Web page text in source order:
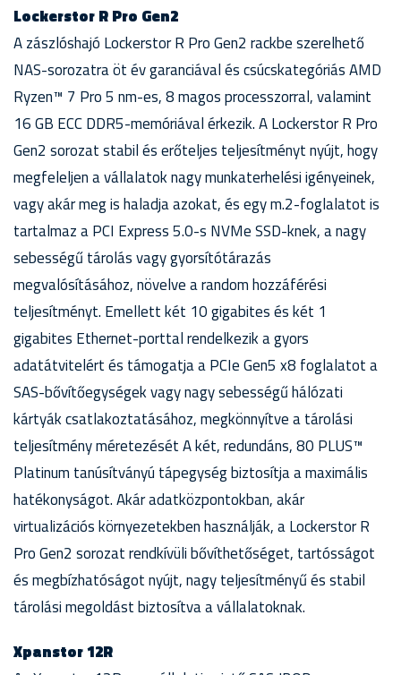
Lockerstor R Pro Gen2
A zászlóshajó Lockerstor R Pro Gen2 rackbe szerelhető
NAS-sorozatra öt év garanciával és csúcskategóriás AMD
Ryzen™ 7 Pro 5 nm-es, 8 magos processzorral, valamint
16 GB ECC DDR5-memóriával érkezik. A Lockerstor R Pro
Gen2 sorozat stabil és erőteljes teljesítményt nyújt, hogy
megfeleljen a vállalatok nagy munkaterhelési igényeinek,
vagy akár meg is haladja azokat, és egy m.2-foglalatot is
tartalmaz a PCI Express 5.0-s NVMe SSD-knek, a nagy
sebességű tárolás vagy gyorsítótárazás
megvalósításához, növelve a random hozzáférési
teljesítményt. Emellett két 10 gigabites és két 1
gigabites Ethernet-porttal rendelkezik a gyors
adatátvitelért és támogatja a PCIe Gen5 x8 foglalatot a
SAS-bővítőegységek vagy nagy sebességű hálózati
kártyák csatlakoztatásához, megkönnyítve a tárolási
teljesítmény méretezését A két, redundáns, 80 PLUS™
Platinum tanúsítványú tápegység biztosítja a maximális
hatékonyságot. Akár adatközpontokban, akár
virtualizációs környezetekben használják, a Lockerstor R
Pro Gen2 sorozat rendkívüli bővíthetőséget, tartósságot
és megbízhatóságot nyújt, nagy teljesítményű és stabil
tárolási megoldást biztosítva a vállalatoknak.
Xpanstor 12R